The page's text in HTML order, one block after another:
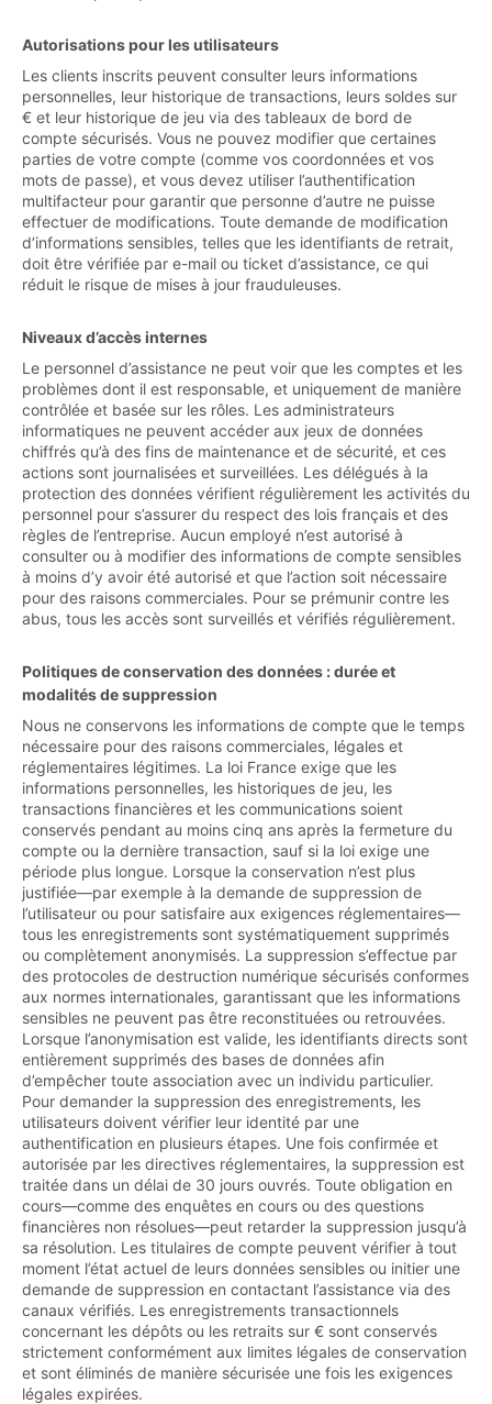
Autorisations pour les utilisateurs
Les clients inscrits peuvent consulter leurs informations
personnelles, leur historique de transactions, leurs soldes sur
€ et leur historique de jeu via des tableaux de bord de
compte sécurisés. Vous ne pouvez modifier que certaines
parties de votre compte (comme vos coordonnées et vos
mots de passe), et vous devez utiliser l’authentification
multifacteur pour garantir que personne d’autre ne puisse
effectuer de modifications. Toute demande de modification
d’informations sensibles, telles que les identifiants de retrait,
doit être vérifiée par e-mail ou ticket d’assistance, ce qui
réduit le risque de mises à jour frauduleuses.
Niveaux d’accès internes
Le personnel d’assistance ne peut voir que les comptes et les
problèmes dont il est responsable, et uniquement de manière
contrôlée et basée sur les rôles. Les administrateurs
informatiques ne peuvent accéder aux jeux de données
chiffrés qu’à des fins de maintenance et de sécurité, et ces
actions sont journalisées et surveillées. Les délégués à la
protection des données vérifient régulièrement les activités du
personnel pour s’assurer du respect des lois français et des
règles de l’entreprise. Aucun employé n’est autorisé à
consulter ou à modifier des informations de compte sensibles
à moins d’y avoir été autorisé et que l’action soit nécessaire
pour des raisons commerciales. Pour se prémunir contre les
abus, tous les accès sont surveillés et vérifiés régulièrement.
Politiques de conservation des données : durée et
modalités de suppression
Nous ne conservons les informations de compte que le temps
nécessaire pour des raisons commerciales, légales et
réglementaires légitimes. La loi France exige que les
informations personnelles, les historiques de jeu, les
transactions financières et les communications soient
conservés pendant au moins cinq ans après la fermeture du
compte ou la dernière transaction, sauf si la loi exige une
période plus longue. Lorsque la conservation n’est plus
justifiée—par exemple à la demande de suppression de
l’utilisateur ou pour satisfaire aux exigences réglementaires—
tous les enregistrements sont systématiquement supprimés
ou complètement anonymisés. La suppression s’effectue par
des protocoles de destruction numérique sécurisés conformes
aux normes internationales, garantissant que les informations
sensibles ne peuvent pas être reconstituées ou retrouvées.
Lorsque l’anonymisation est valide, les identifiants directs sont
entièrement supprimés des bases de données afin
d’empêcher toute association avec un individu particulier.
Pour demander la suppression des enregistrements, les
utilisateurs doivent vérifier leur identité par une
authentification en plusieurs étapes. Une fois confirmée et
autorisée par les directives réglementaires, la suppression est
traitée dans un délai de 30 jours ouvrés. Toute obligation en
cours—comme des enquêtes en cours ou des questions
financières non résolues—peut retarder la suppression jusqu’à
sa résolution. Les titulaires de compte peuvent vérifier à tout
moment l’état actuel de leurs données sensibles ou initier une
demande de suppression en contactant l’assistance via des
canaux vérifiés. Les enregistrements transactionnels
concernant les dépôts ou les retraits sur € sont conservés
strictement conformément aux limites légales de conservation
et sont éliminés de manière sécurisée une fois les exigences
légales expirées.